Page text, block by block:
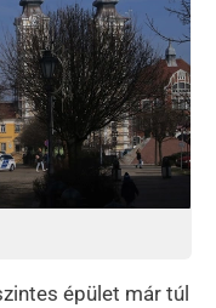
épület már túl